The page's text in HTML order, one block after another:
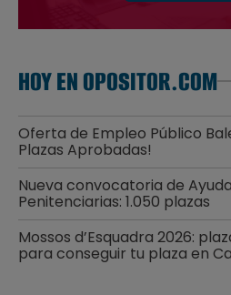
HOY EN OPOSITOR.COM
Oferta de Empleo Público
Plazas Aprobadas!
Nueva convocatoria de
Penitenciarias: 1.050 plazas
Mossos d’Esquadra 2026:
para conseguir tu plaza en